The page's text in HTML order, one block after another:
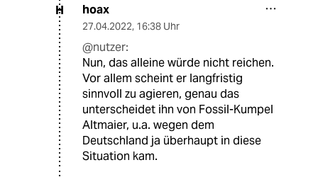
H hoax
27.04.2022, 16:38 Uhr
@nutzer:
Nun, das alleine würde nicht reichen.
Vor allem scheint er langfristig
sinnvoll zu agieren, genau das
unterscheidet ihn von Fossil-Kumpel
Altmaier, u.a. wegen dem
Deutschland ja überhaupt in diese
Situation kam.